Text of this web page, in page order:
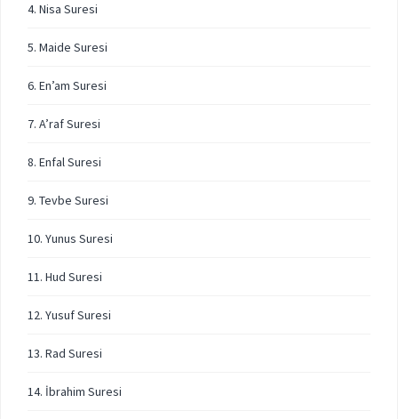
4. Nisa Suresi
5. Maide Suresi
6. En’am Suresi
7. A’raf Suresi
8. Enfal Suresi
9. Tevbe Suresi
10. Yunus Suresi
11. Hud Suresi
12. Yusuf Suresi
13. Rad Suresi
14. İbrahim Suresi